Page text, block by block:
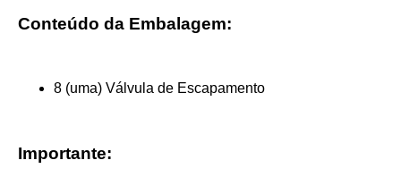
Conteúdo da Embalagem:
8 (uma) Válvula de Escapamento
Importante: